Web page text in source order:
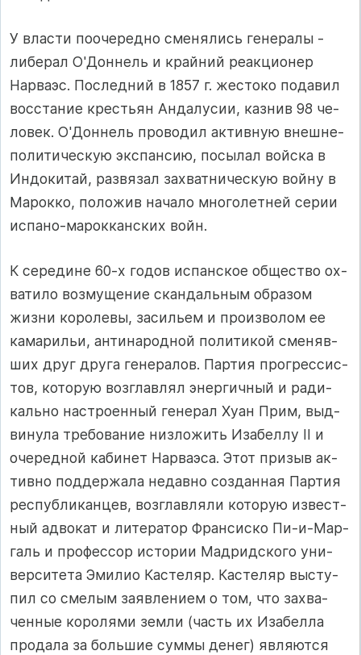
У влас­ти по­оче­ред­но сме­ня­лись ге­не­ра­лы -
ли­бе­рал О'Дон­нель и край­ний ре­ак­ци­онер
Нар­ва­эс. Пос­лед­ний в 1857 г. жес­то­ко по­да­вил
вос­ста­ние крес­ть­ян Ан­да­лу­сии, каз­нив 98 че­
ло­век. О'Дон­нель про­во­дил ак­тив­ную внеш­не­
по­ли­ти­чес­кую эк­с­пан­сию, по­сы­лал вой­ска в
Ин­до­ки­тай­, раз­вя­зал зах­ват­ни­чес­кую вой­ну в
Ма­рок­ко, по­ло­жив на­ча­ло мно­го­лет­ней се­рии
ис­па­но-ма­рок­кан­с­ких войн.
К се­ре­ди­не 60-х го­дов ис­пан­с­кое об­щес­т­во ох­
ва­ти­ло воз­му­ще­ние скан­даль­ным об­ра­зом
жиз­ни ко­ро­ле­вы, за­силь­ем и про­из­во­лом ее
ка­ма­рильи, ан­ти­на­род­ной по­ли­ти­кой сме­няв­
ших друг дру­га ге­не­ра­лов. Пар­тия прог­рес­сис­
тов, ко­то­рую воз­г­лав­лял энер­гич­ный и ра­ди­
каль­но нас­т­ро­ен­ный ге­не­рал Ху­ан Прим, выд­
ви­ну­ла тре­бо­ва­ние низ­ло­жить Иза­бел­лу II и
оче­ред­ной ка­би­нет Нар­ва­эса. Этот при­зыв ак­
тив­но под­дер­жа­ла не­дав­но соз­дан­ная Пар­тия
рес­пуб­ли­кан­цев, воз­г­лав­ля­ли ко­то­рую из­вес­т­
ный ад­во­кат и ли­те­ра­тор Фран­сис­ко Пи-и-Мар­
галь и про­фес­сор ис­то­рии Мад­рид­с­ко­го уни­
вер­си­те­та Эми­лио Кас­те­ляр. Кас­те­ляр выс­ту­
пил со сме­лым за­яв­ле­ни­ем о том, что зах­ва­
чен­ные ко­ро­ля­ми зем­ли (часть их Иза­бел­ла
про­да­ла за боль­шие сум­мы де­нег) яв­ля­ют­ся